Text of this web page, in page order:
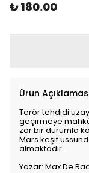
₺ 180.00
Ürün
Terör tehdidi
geçirmeye
zor bir durumla
Mars keşif
almaktadır.
Yazar: Max De